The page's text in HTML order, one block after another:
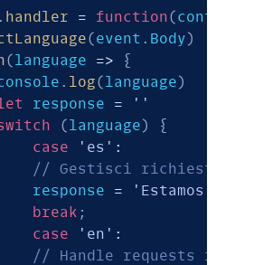
. handler = function(context
(event . Body)
(language =>
{
. log(language)
response =
''
(language)
{
case
'es' :
// Gestisci richieste
response
=
'Estamos
break ;
case
'en' :
// Handle requests in